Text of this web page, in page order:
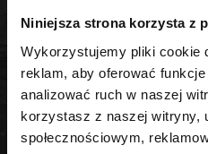
Niniejsza strona korzysta z
Wykorzystujemy pliki cookie
reklam, aby oferować
analizować ruch w naszej
korzystasz z naszej witryny,
społecznościowym,
Sposób ładowania
USB
Rodzaj diody
LED